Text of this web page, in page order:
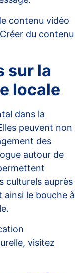
contenu vidéo
Créer du contenu
sur la
locale
dans la
peuvent non
des
autour de
culturels auprès
le bouche à
visitez